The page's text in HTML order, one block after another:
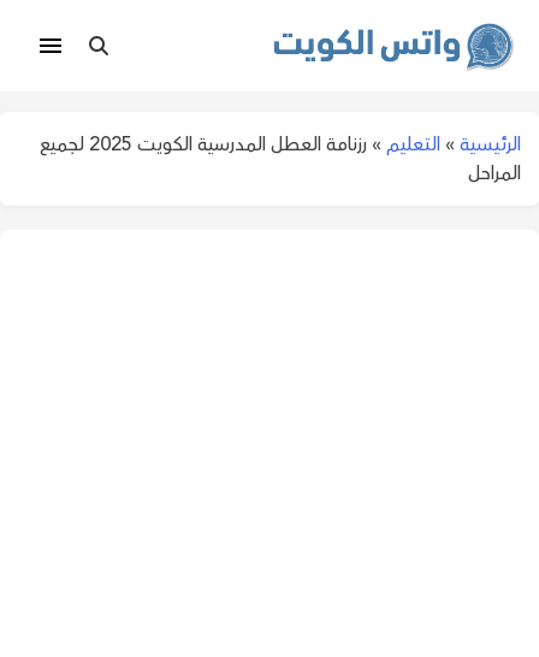
الرئيسية » التعليم »
رزنامة العطل المدرسية الكويت 2025 لجميع
المراحل